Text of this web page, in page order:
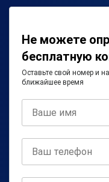
Не можете
бесплатную
Оставьте свой номер и
ближайшее время